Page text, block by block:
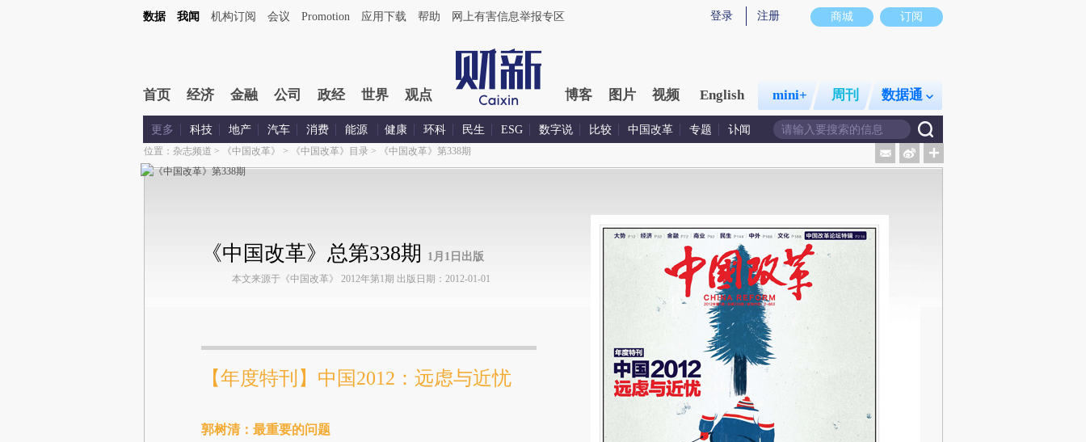
商城 订阅
登录 注册
数据 我闻 机构订阅 会议 Promotion 应用下载 帮助 网上有害信息举报专区
首页 经济 金融 公司 政经 世界 观点 博客 图片 视频 English mini+ 周刊 数据通
更多 科技 地产 汽车 消费 能源 健康 环科 民生 ESG 数字说 比较 中国改革 专题 讣闻
位置： 杂志频道 > 《中国改革》 > 《中国改革》目录> 《中国改革》第338期
《中国改革》总第338期 1月1日出版
本文来源于《中国改革》 2012年第1期 出版日期：2012-01-01
【年度特刊】中国2012：远虑与近忧
郭树清：最重要的问题